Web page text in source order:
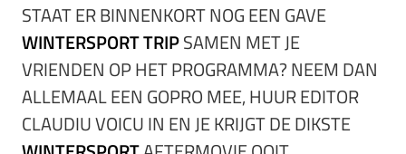
STAAT ER BINNENKORT NOG EEN GAVE
WINTERSPORT TRIPSAMEN MET JE
VRIENDEN OP HET PROGRAMMA? NEEM DAN
ALLEMAAL EEN GOPRO MEE, HUUR EDITOR
CLAUDIU VOICU IN EN JE KRIJGT DE DIKSTE